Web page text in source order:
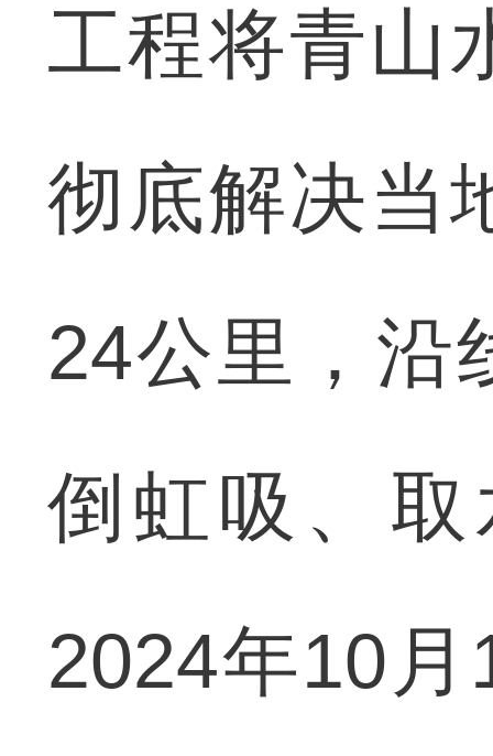
工程将青山
彻底解决当
24公里，沿
倒虹吸、
2024年10